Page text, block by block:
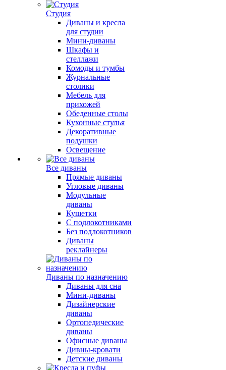
Студия
Диваны и кресла
для студии
Мини-диваны
Шкафы и
стеллажи
Комоды и тумбы
Журнальные
столики
Мебель для
прихожей
Обеденные столы
Кухонные стулья
Декоративные
подушки
Освещение
Все диваны
Прямые диваны
Угловые диваны
Модульные
диваны
Кушетки
С подлокотниками
Без подлокотников
Диваны
реклайнеры
Диваны по назначению
Диваны для сна
Мини-диваны
Дизайнерские
диваны
Ортопедические
диваны
Офисные диваны
Дивны-кровати
Детские диваны